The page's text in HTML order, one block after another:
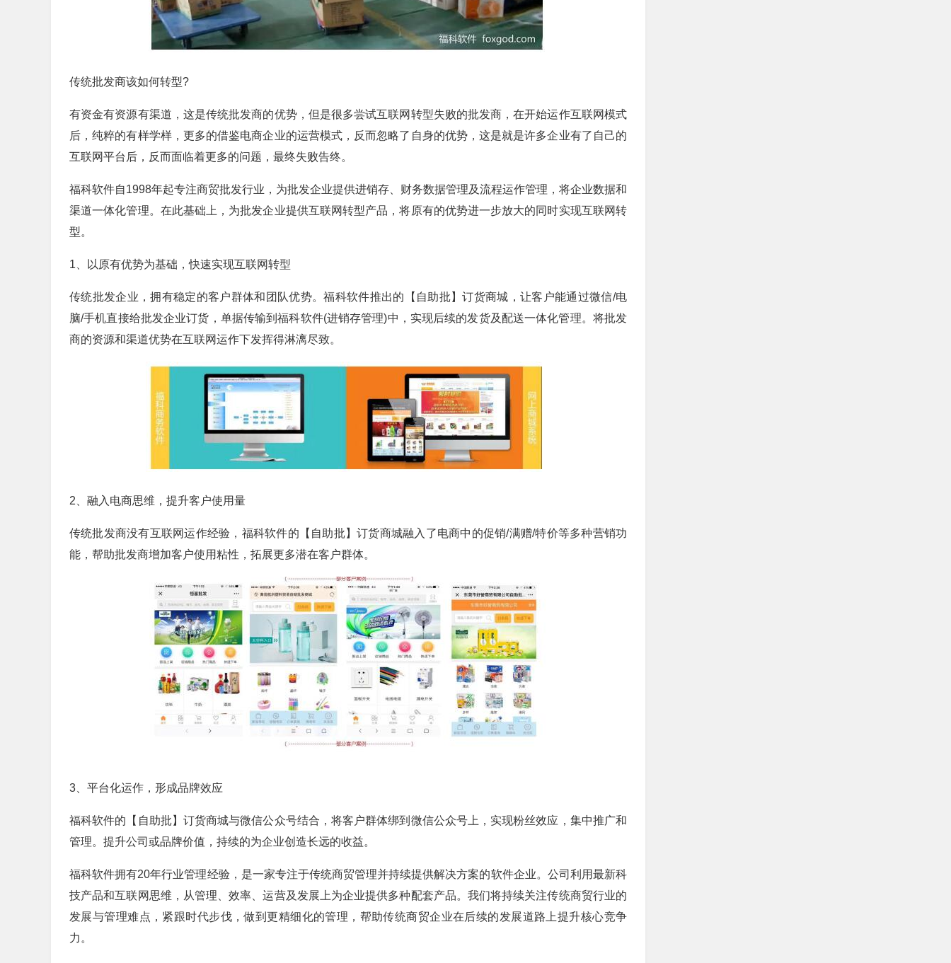
传统批发商该如何转型?
有资金有资源有渠道，这是传统批发商的优势，但是很多尝试互联网转型失败的批发商，在开始运作互联网模式
后，纯粹的有样学样，更多的借鉴电商企业的运营模式，反而忽略了自身的优势，这是就是许多企业有了自己的
互联网平台后，反而面临着更多的问题，最终失败告终。
福科软件自1998年起专注商贸批发行业，为批发企业提供进销存、财务数据管理及流程运作管理，将企业数据和
渠道一体化管理。在此基础上，为批发企业提供互联网转型产品，将原有的优势进一步放大的同时实现互联网转
型。
1、以原有优势为基础，快速实现互联网转型
传统批发企业，拥有稳定的客户群体和团队优势。福科软件推出的【自助批】订货商城，让客户能通过微信/电
脑/手机直接给批发企业订货，单据传输到福科软件(进销存管理)中，实现后续的发货及配送一体化管理。将批发
商的资源和渠道优势在互联网运作下发挥得淋漓尽致。
2、融入电商思维，提升客户使用量
传统批发商没有互联网运作经验，福科软件的【自助批】订货商城融入了电商中的促销/满赠/特价等多种营销功
能，帮助批发商增加客户使用粘性，拓展更多潜在客户群体。
3、平台化运作，形成品牌效应
福科软件的【自助批】订货商城与微信公众号结合，将客户群体绑到微信公众号上，实现粉丝效应，集中推广和
管理。提升公司或品牌价值，持续的为企业创造长远的收益。
福科软件拥有20年行业管理经验，是一家专注于传统商贸管理并持续提供解决方案的软件企业。公司利用最新科
技产品和互联网思维，从管理、效率、运营及发展上为企业提供多种配套产品。我们将持续关注传统商贸行业的
发展与管理难点，紧跟时代步伐，做到更精细化的管理，帮助传统商贸企业在后续的发展道路上提升核心竞争
力。